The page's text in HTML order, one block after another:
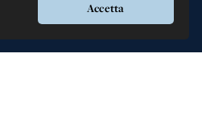
Accetta